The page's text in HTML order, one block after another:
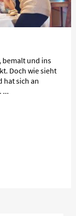
bemalt und ins
Doch wie sieht
hat sich an
...